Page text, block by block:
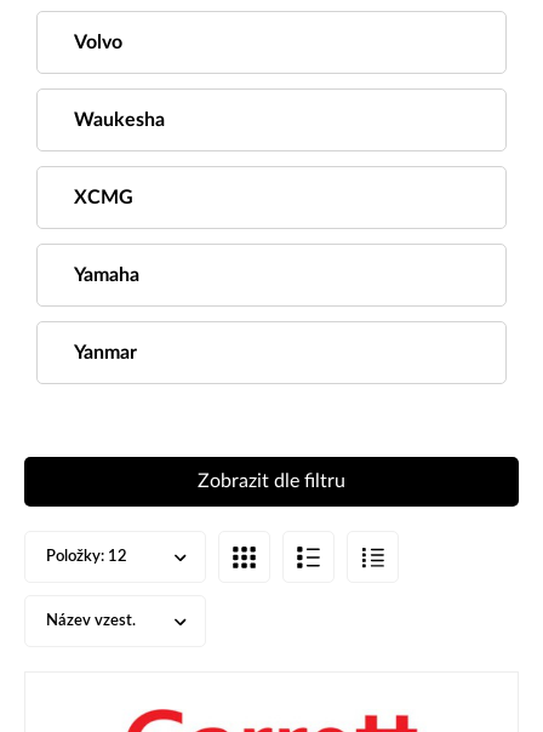
Volvo
Waukesha
XCMG
Yamaha
Yanmar
Zobrazit dle filtru
Položky: 12
Název vzest.